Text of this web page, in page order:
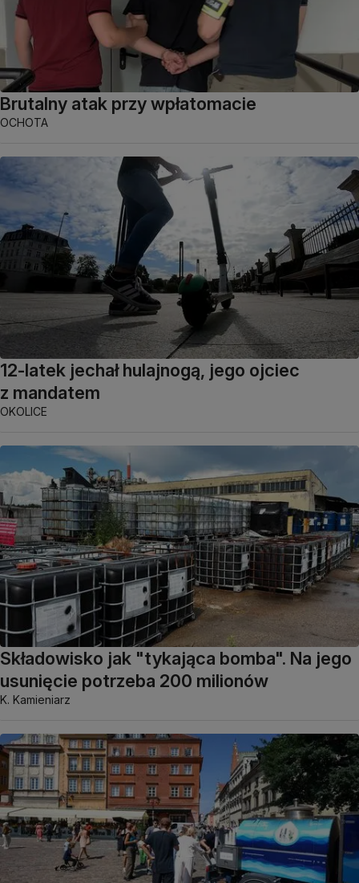
Brutalny atak przy wpłatomacie
OCHOTA
12-latek jechał hulajnogą, jego ojciec
z mandatem
OKOLICE
Składowisko jak "tykająca bomba". Na jego
usunięcie potrzeba 200 milionów
K. Kamieniarz